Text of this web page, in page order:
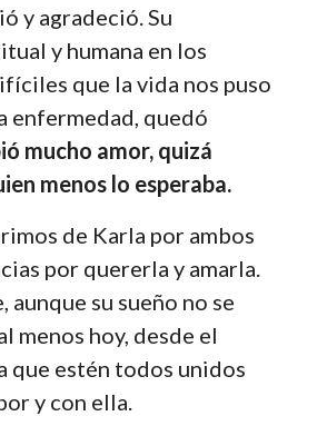
y agradeció. Su
y humana en los
que la vida nos puso
enfermedad, quedó
mucho amor, quizá
menos lo esperaba.
de Karla por ambos
por quererla y amarla.
aunque su sueño no se
menos hoy, desde el
que estén todos unidos
y con ella.